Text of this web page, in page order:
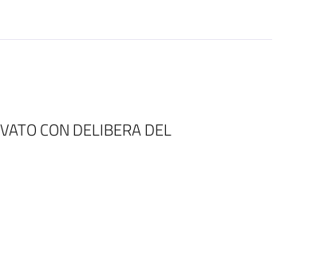
CON DELIBERA DEL